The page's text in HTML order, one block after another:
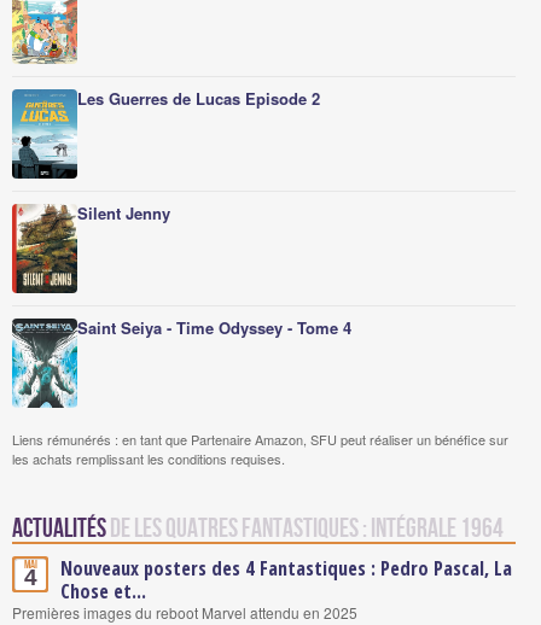
Les Guerres de Lucas Episode 2
Silent Jenny
Saint Seiya - Time Odyssey - Tome 4
Liens rémunérés : en tant que Partenaire Amazon, SFU peut réaliser un bénéfice sur
les achats remplissant les conditions requises.
Actualitésde Les Quatres fantastiques : Intégrale 1964
Mai
4
Nouveaux posters des 4 Fantastiques : Pedro Pascal, La
Chose et...
Premières images du reboot Marvel attendu en 2025